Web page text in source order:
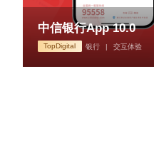
中信银行App 10.0
TopDigital 银行 | 交互体验